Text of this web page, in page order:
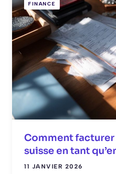
FINANCE
Comment
suisse en tant
11 JANVIER 2026